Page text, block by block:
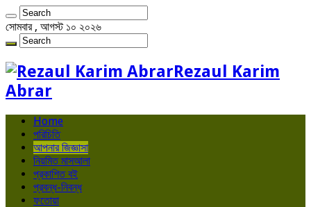
সোমবার , আগস্ট ১০ ২০২৬
Rezaul Karim
Abrar
Home
পরিচিতি
আপনার জিজ্ঞাসা
নিয়মিত মাসআলা
প্রকাশিত বই
প্রবন্ধ-নিবন্ধ
ফতোয়া